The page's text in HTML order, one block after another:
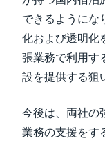
できるようにな
化および透明化
張業務で利用す
設を提供する狙
今後は、両社の
業務の支援をす